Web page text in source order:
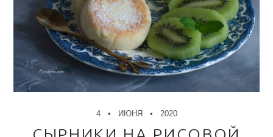
4 ИЮНЯ 2020